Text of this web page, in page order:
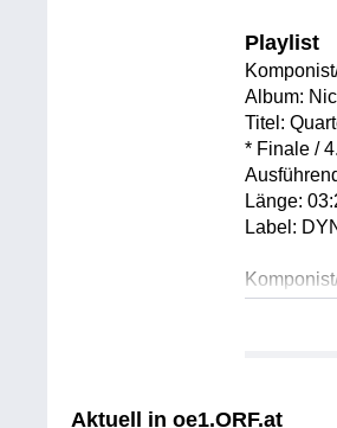
Playlist
Album:
Titel:
* Finale /
Länge:
Label:
Album:
Aktuell in oe1.ORF.at